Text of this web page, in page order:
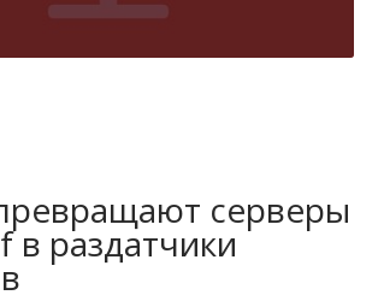
серверы
в раздатчики